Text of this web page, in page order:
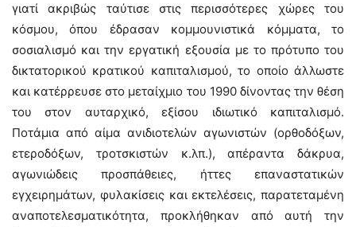
γιατί ακριβώς ταύτισε στις περισσότερες χώρες του
κόσμου, όπου έδρασαν κομμουνιστικά κόμματα, το
σοσιαλισμό και την εργατική εξουσία με το πρότυπο του
δικτατορικού κρατικού καπιταλισμού, το οποίο άλλωστε
και κατέρρευσε στο μεταίχμιο του 1990 δίνοντας την θέση
του στον αυταρχικό, εξίσου ιδιωτικό καπιταλισμό.
Ποτάμια από αίμα ανιδιοτελών αγωνιστών (ορθοδόξων,
ετεροδόξων, τροτσκιστών κ.λπ.), απέραντα δάκρυα,
αγωνιώδεις προσπάθειες, ήττες επαναστατικών
εγχειρημάτων, φυλακίσεις και εκτελέσεις, παρατεταμένη
αναποτελεσματικότητα, προκλήθηκαν από αυτή την